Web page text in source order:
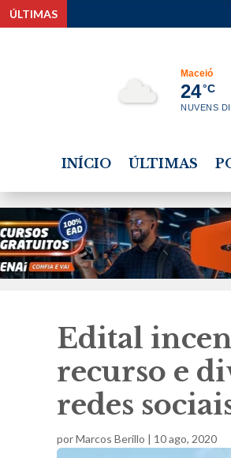
ÚLTIMAS
Maceió
24°C
NUVENS
INÍCIO ÚLTIMAS
Edital
recurso e
redes
porMarcos Berillo 10 ago, 2020